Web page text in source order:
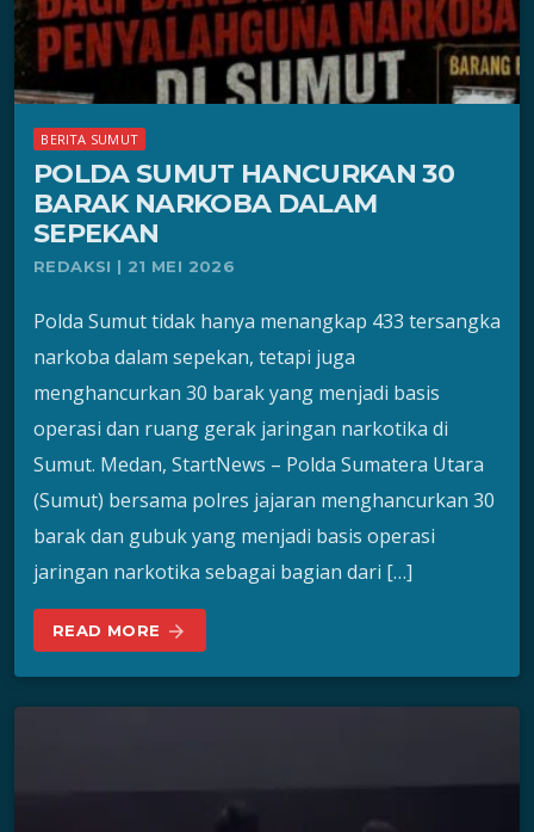
BERITA SUMUT
POLDA SUMUT HANCURKAN 30
BARAK NARKOBA DALAM
SEPEKAN
REDAKSI | 21 MEI 2026
Polda Sumut tidak hanya menangkap 433 tersangka
narkoba dalam sepekan, tetapi juga
menghancurkan 30 barak yang menjadi basis
operasi dan ruang gerak jaringan narkotika di
Sumut. Medan, StartNews – Polda Sumatera Utara
(Sumut) bersama polres jajaran menghancurkan 30
barak dan gubuk yang menjadi basis operasi
jaringan narkotika sebagai bagian dari […]
READ MORE arrow_forward